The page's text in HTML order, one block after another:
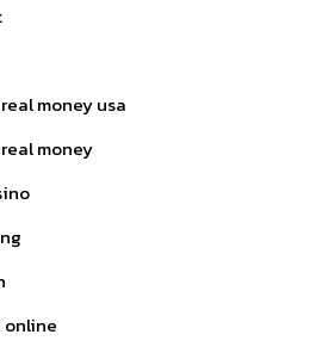
money usa
money